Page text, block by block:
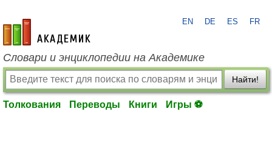
academic.ru
EN DE ES FR
Словари и энциклопедии на Академике
Найти!
Толкования Переводы Книги Игры ⚽